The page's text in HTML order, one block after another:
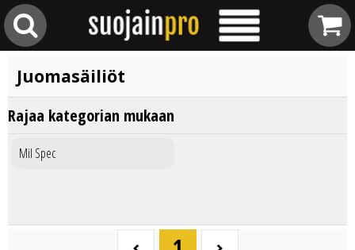
Juomasäiliöt
Rajaa kategorian mukaan
Mil Spec